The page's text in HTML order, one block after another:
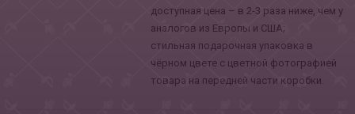
доступная цена – в 2-3 раза ниже, чем у
аналогов из Европы и США;
стильная подарочная упаковка в
чёрном цвете с цветной фотографией
товара на передней части коробки.